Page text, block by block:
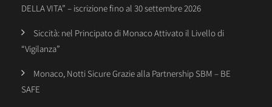
DELLA VITA” – iscrizione fino al 30 settembre 2026
Siccità: nel Principato di Monaco Attivato il Livello di
“Vigilanza”
Monaco, Notti Sicure Grazie alla Partnership SBM – BE
SAFE